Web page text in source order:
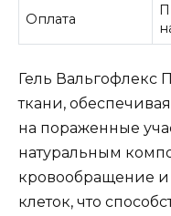
Оплата
Гель Вальгофлекс
ткани,
на пораженные
натуральным
кровообращение и
клеток, что